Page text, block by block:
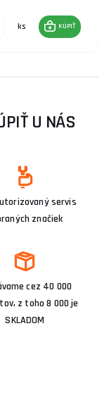
ks KÚPIŤ
U NÁS
servis
značiek
cez 40 000
z toho 8 000 je
SKLADOM